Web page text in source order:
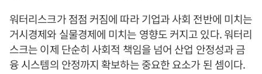
워터리스크가 점점 커짐에 따라 기업과 사회 전반에 미치는
거시경제와 실물경제에 미치는 영향도 커지고 있다. 워터리
스크는 이제 단순히 사회적 책임을 넘어 산업 안정성과 금
융 시스템의 안정까지 확보하는 중요한 요소가 된 셈이다.